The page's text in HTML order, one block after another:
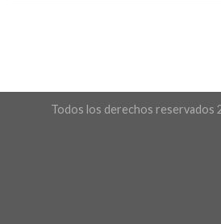
Todos los derechos reservados